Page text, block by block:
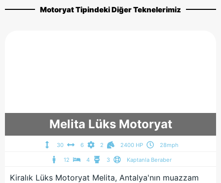
Motoryat Tipindeki Diğer Teknelerimiz
Melita Lüks Motoryat
30 6 2 2400 HP 28mph
12 4 3 Kaptanla Beraber
Kiralık Lüks Motoryat Melita, Antalya'nın muazzam